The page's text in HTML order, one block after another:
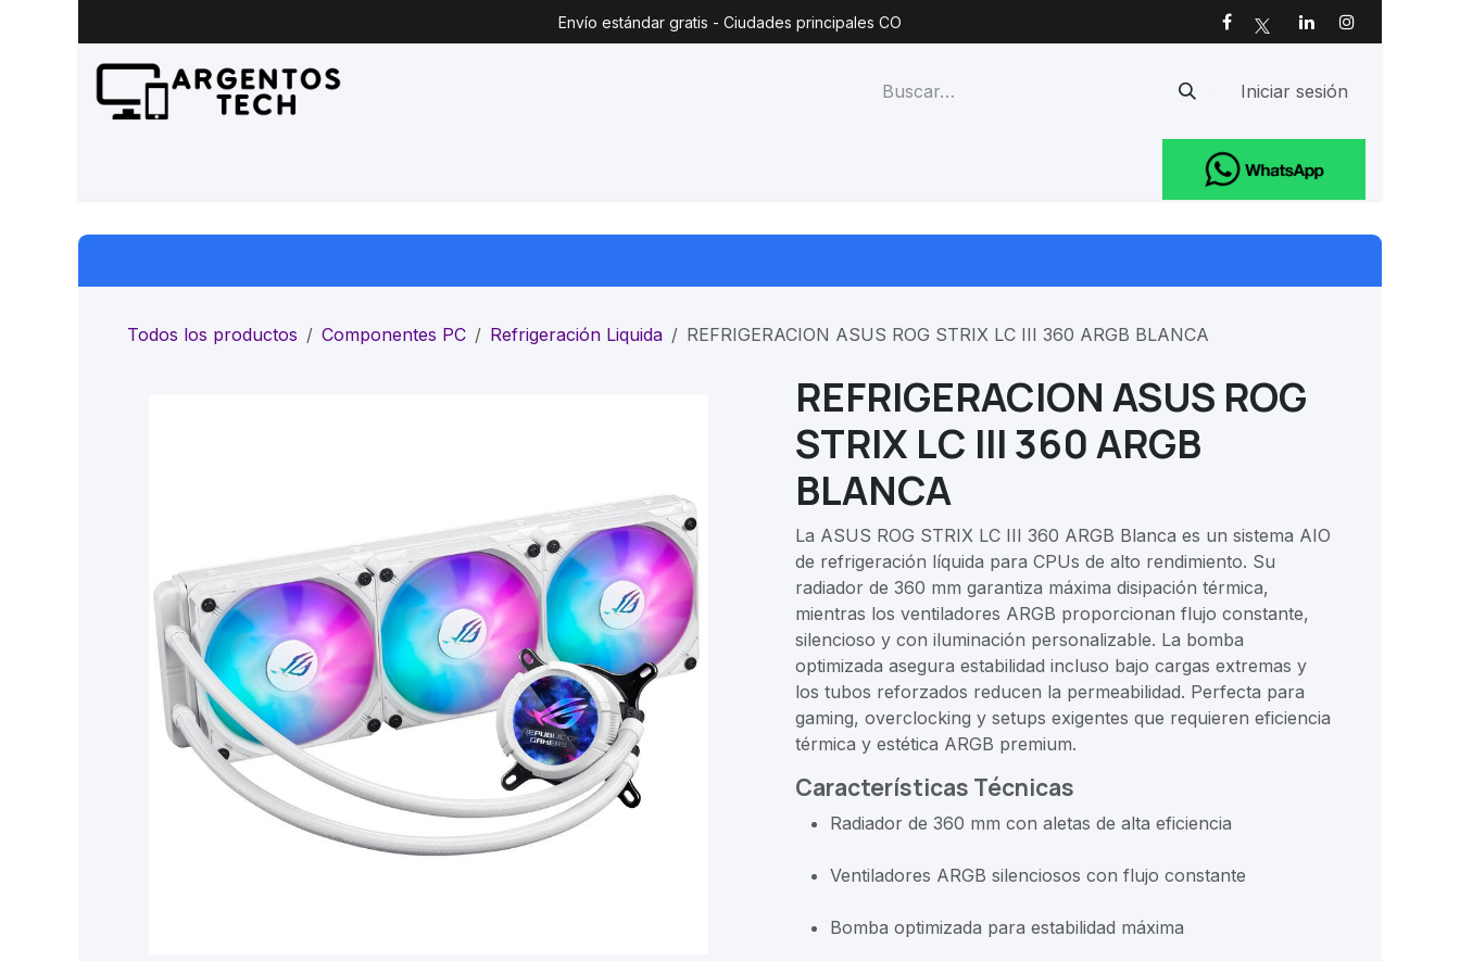
Envío estándar gratis - Ciudades principales CO
Iniciar sesión
Todos los productos Componentes PC Refrigeración Liquida REFRIGERACION ASUS ROG STRIX LC III 360 ARGB BLANCA
REFRIGERACION ASUS ROG
STRIX LC III 360 ARGB
BLANCA
La ASUS ROG STRIX LC III 360 ARGB Blanca es un sistema AIO
de refrigeración líquida para CPUs de alto rendimiento. Su
radiador de 360 mm garantiza máxima disipación térmica,
mientras los ventiladores ARGB proporcionan flujo constante,
silencioso y con iluminación personalizable. La bomba
optimizada asegura estabilidad incluso bajo cargas extremas y
los tubos reforzados reducen la permeabilidad. Perfecta para
gaming, overclocking y setups exigentes que requieren eficiencia
térmica y estética ARGB premium.
Características Técnicas
Radiador de 360 mm con aletas de alta eficiencia
Ventiladores ARGB silenciosos con flujo constante
Bomba optimizada para estabilidad máxima